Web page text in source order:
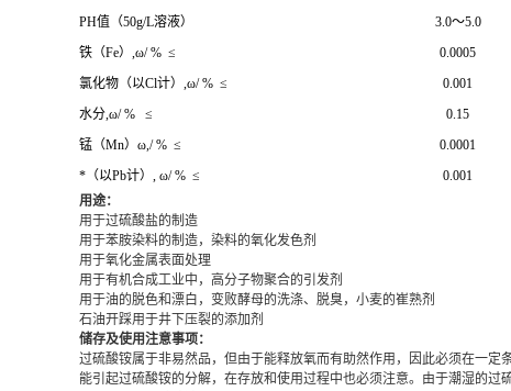
PH值（50g/L溶液）
3.0～5.0
铁（Fe）,ω/ % ≤
0.0005
氯化物（以Cl计）,ω/ % ≤
0.001
水分,ω/ % ≤
0.15
锰（Mn）ω,/ % ≤
0.0001
*（以Pb计）, ω/ % ≤
0.001
用途：
用于过硫酸盐的制造
用于苯胺染料的制造，染料的氧化发色剂
用于氧化金属表面处理
用于有机合成工业中，高分子物聚合的引发剂
用于油的脱色和漂白，变败酵母的洗涤、脱臭，小麦的崔熟剂
石油开踩用于井下压裂的添加剂
储存及使用注意事项：
过硫酸铵属于非易然品，但由于能释放氧而有助然作用，因此必须在一
能引起过硫酸铵的分解，在存放和使用过程中也必须注意。由于潮湿的